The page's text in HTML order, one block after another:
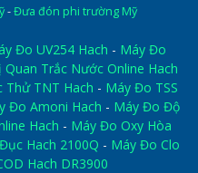
-Đưa đón phi trường Mỹ
Đo UV254 Hach - Máy Đo
Quan Trắc Nước Online Hach
Thử TNT Hach - Máy Đo TSS
Đo Amoni Hach - Máy Đo Độ
Hach - Máy Đo Oxy Hòa
Hach 2100Q - Máy Đo Clo
Hach DR3900